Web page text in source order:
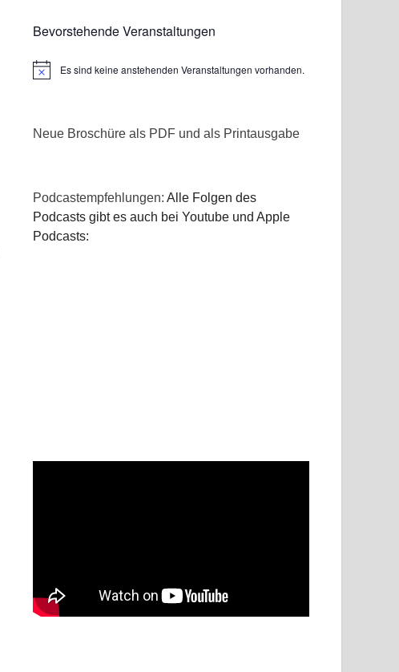
Bevorstehende Veranstaltungen
HinweisEs sind keine anstehenden Veranstaltungen vorhanden.
Neue Broschüre als PDF und als Printausgabe
Podcastempfehlungen:Alle Folgen des
Podcasts gibt es auch bei Youtube und Apple
Podcasts: